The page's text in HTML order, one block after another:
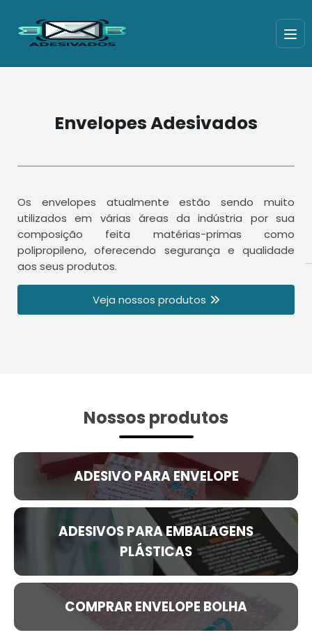
Envelopes Adesivados
Os envelopes atualmente estão sendo muito
utilizados em várias áreas da indústria por sua
composição feita matérias-primas como
polipropileno, oferecendo segurança e qualidade
aos seus produtos.
Veja nossos produtos
Nossos produtos
ADESIVO PARA ENVELOPE
ADESIVOS PARA EMBALAGENS
PLÁSTICAS
COMPRAR ENVELOPE BOLHA